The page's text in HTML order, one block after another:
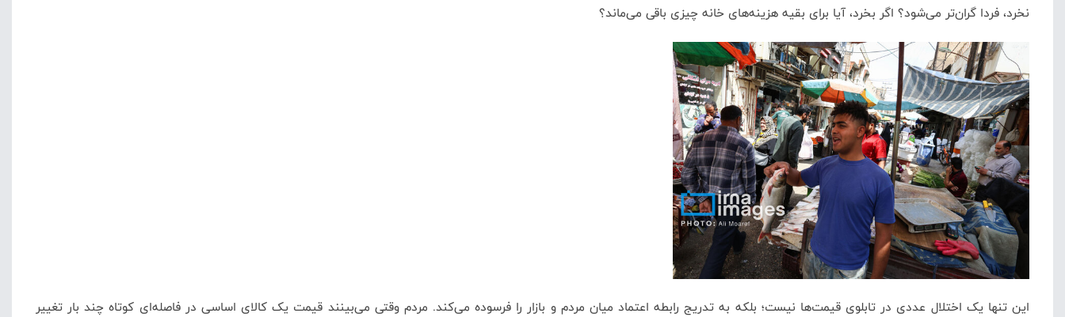
نخرد، فردا گران‌تر می‌شود؟ اگر بخرد، آیا برای بقیه هزینه‌های خانه چیزی باقی می‌ماند؟
این تنها یک اختلال عددی در تابلوی قیمت‌ها نیست؛ بلکه به تدریج رابطه اعتماد میان مردم و بازار را فرسوده می‌کند. مردم وقتی می‌بینند قیمت یک کالای اساسی در فاصله‌ای کوتاه چند بار تغییر